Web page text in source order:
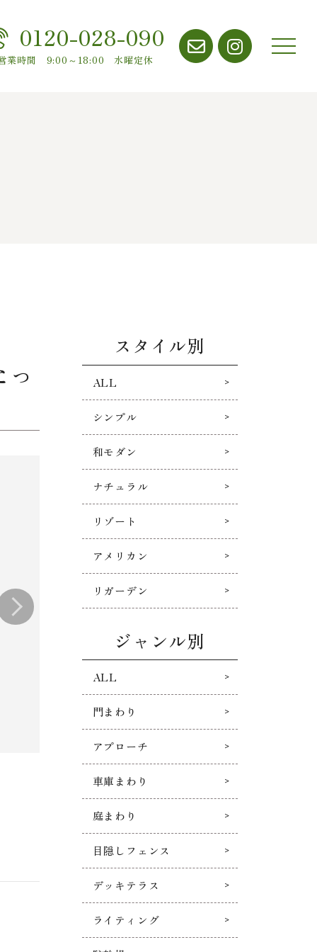
0120-028-090
業時間 9:00～18:00 水曜定休
メニ
スタイル別
ALL
シンプル
和モダン
ナチュラル
リゾート
アメリカン
リガーデン
ジャンル別
ALL
門まわり
アプローチ
車庫まわり
庭まわり
目隠しフェンス
デッキテラス
ライティング